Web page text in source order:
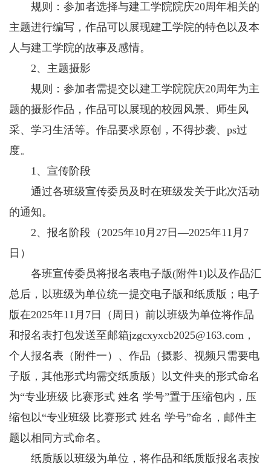
规则：参加者选择与建工学院院庆20周年相关的
主题进行编写，作品可以展现建工学院的特色以及本
人与建工学院的故事及感情。
2、主题摄影
规则：参加者需提交以建工学院院庆20周年为主
题的摄影作品，作品可以展现的校园风景、师生风
采、学习生活等。作品要求原创，不得抄袭、ps过
度。
1、宣传阶段
通过各班级宣传委员及时在班级发关于此次活动
的通知。
2、报名阶段（2025年10月27日—2025年11月7
日）
各班宣传委员将报名表电子版(附件1)以及作品汇
总后，以班级为单位统一提交电子版和纸质版；电子
版在2025年11月7日（周日）前以班级为单位将作品
和报名表打包发送至邮箱jzgcxyxcb2025@163.com ，
个人报名表（附件一）、作品（摄影、视频只需要电
子版，其他形式均需交纸质版）以文件夹的形式命名
为“专业班级 比赛形式 姓名 学号”置于压缩包内，压
缩包以“专业班级 比赛形式 姓名 学号”命名，邮件主
题以相同方式命名。
纸质版以班级为单位，将作品和纸质版报名表按